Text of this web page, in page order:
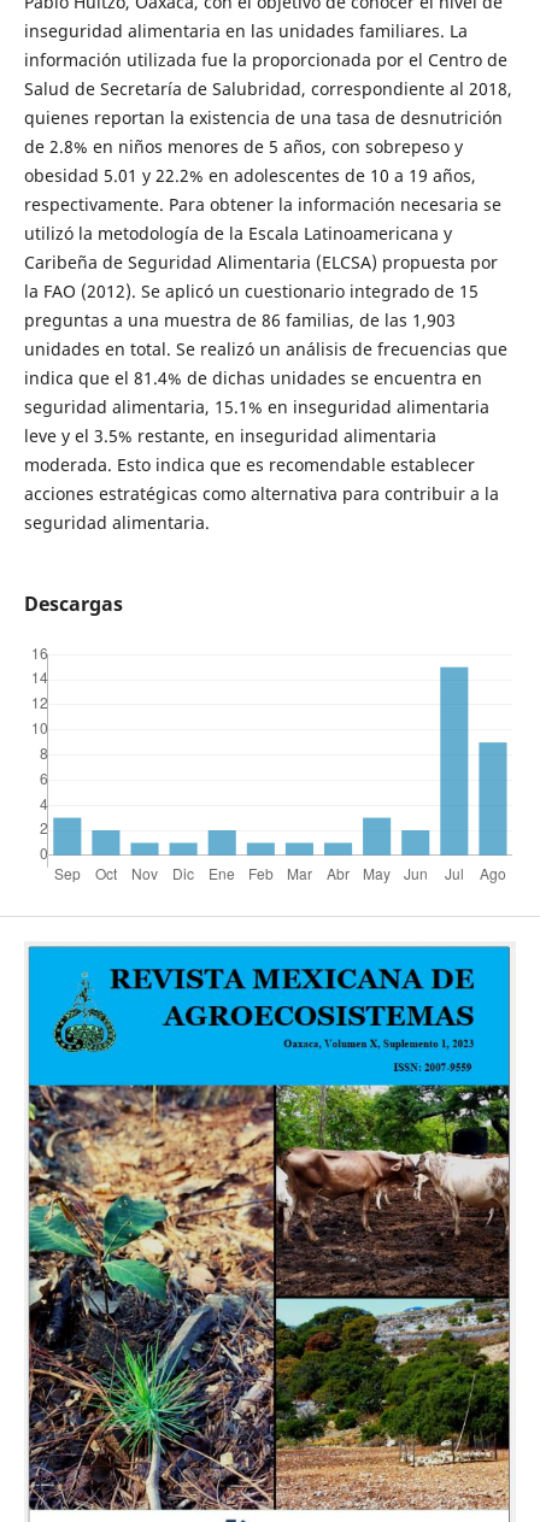
inseguridad alimentaria en las unidades familiares. La
información utilizada fue la proporcionada por el Centro de
Salud de Secretaría de Salubridad, correspondiente al 2018,
quienes reportan la existencia de una tasa de desnutrición
de 2.8% en niños menores de 5 años, con sobrepeso y
obesidad 5.01 y 22.2% en adolescentes de 10 a 19 años,
respectivamente. Para obtener la información necesaria se
utilizó la metodología de la Escala Latinoamericana y
Caribeña de Seguridad Alimentaria (ELCSA) propuesta por
la FAO (2012). Se aplicó un cuestionario integrado de 15
preguntas a una muestra de 86 familias, de las 1,903
unidades en total. Se realizó un análisis de frecuencias que
indica que el 81.4% de dichas unidades se encuentra en
seguridad alimentaria, 15.1% en inseguridad alimentaria
leve y el 3.5% restante, en inseguridad alimentaria
moderada. Esto indica que es recomendable establecer
acciones estratégicas como alternativa para contribuir a la
seguridad alimentaria.
Descargas